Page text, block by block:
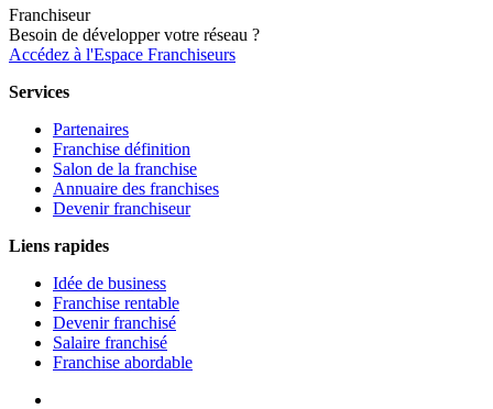
Franchiseur
Besoin de développer votre réseau ?
Accédez à l'Espace Franchiseurs
Services
Partenaires
Franchise définition
Salon de la franchise
Annuaire des franchises
Devenir franchiseur
Liens rapides
Idée de business
Franchise rentable
Devenir franchisé
Salaire franchisé
Franchise abordable